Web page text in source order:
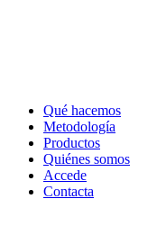
Qué hacemos
Metodología
Productos
Quiénes somos
Accede
Contacta